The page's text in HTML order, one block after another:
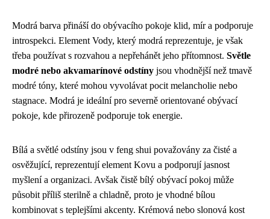
Modrá barva přináší do obývacího pokoje klid, mír a podporuje
introspekci. Element Vody, který modrá reprezentuje, je však
třeba používat s rozvahou a nepřehánět jeho přítomnost. Světle
modré nebo akvamarínové odstíny jsou vhodnější než tmavě
modré tóny, které mohou vyvolávat pocit melancholie nebo
stagnace. Modrá je ideální pro severně orientované obývací
pokoje, kde přirozeně podporuje tok energie.
Bílá a světlé odstíny jsou v feng shui považovány za čisté a
osvěžující, reprezentují element Kovu a podporují jasnost
myšlení a organizaci. Avšak čistě bílý obývací pokoj může
působit příliš sterilně a chladně, proto je vhodné bílou
kombinovat s teplejšími akcenty. Krémová nebo slonová kost